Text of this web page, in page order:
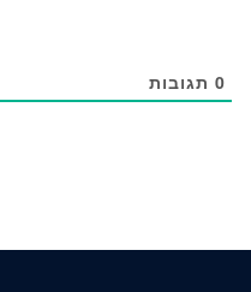
0 תגובות